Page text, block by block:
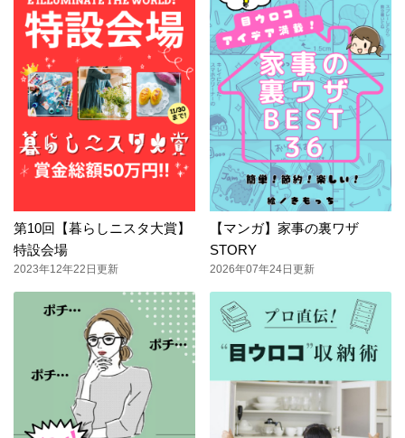
第10回【暮らしニスタ大賞】
特設会場
2023年12年22日更新
【マンガ】家事の裏ワザ
STORY
2026年07年24日更新